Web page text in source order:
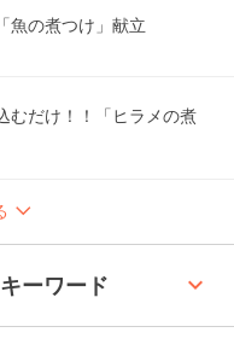
魚の煮つけ」献立
むだけ！！「ヒラメの煮
ーワード keyboard_arrow_up